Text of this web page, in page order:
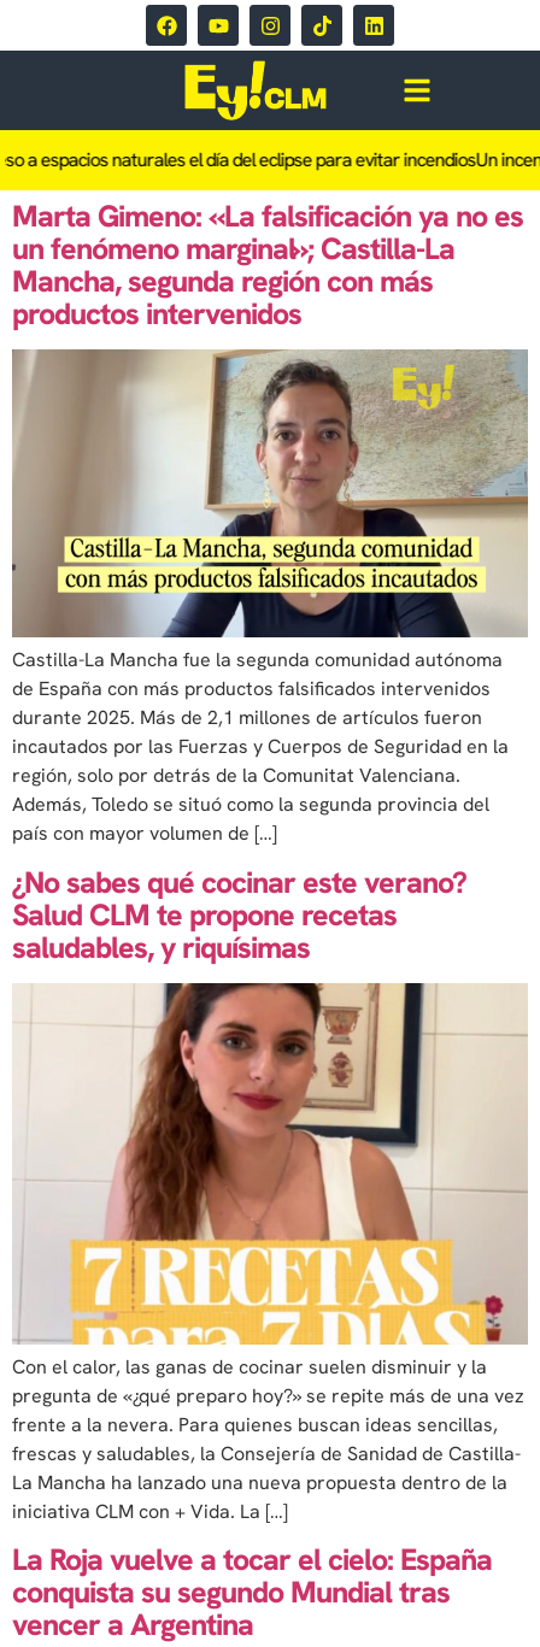
naturales el día del eclipse para evitar incendiosUn incendio de
Marta Gimeno: «La falsificación ya no es
un fenómeno marginal»; Castilla-La
Mancha, segunda región con más
productos intervenidos
Castilla-La Mancha fue la segunda comunidad autónoma
de España con más productos falsificados intervenidos
durante 2025. Más de 2,1 millones de artículos fueron
incautados por las Fuerzas y Cuerpos de Seguridad en la
región, solo por detrás de la Comunitat Valenciana.
Además, Toledo se situó como la segunda provincia del
país con mayor volumen de […]
¿No sabes qué cocinar este verano?
Salud CLM te propone recetas
saludables, y riquísimas
Con el calor, las ganas de cocinar suelen disminuir y la
pregunta de «¿qué preparo hoy?» se repite más de una vez
frente a la nevera. Para quienes buscan ideas sencillas,
frescas y saludables, la Consejería de Sanidad de Castilla-
La Mancha ha lanzado una nueva propuesta dentro de la
iniciativa CLM con + Vida. La […]
La Roja vuelve a tocar el cielo: España
conquista su segundo Mundial tras
vencer a Argentina